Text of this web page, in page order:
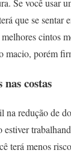
Se você usar
que se sentar
cintos
macio, porém
costas
redução de
terá menos